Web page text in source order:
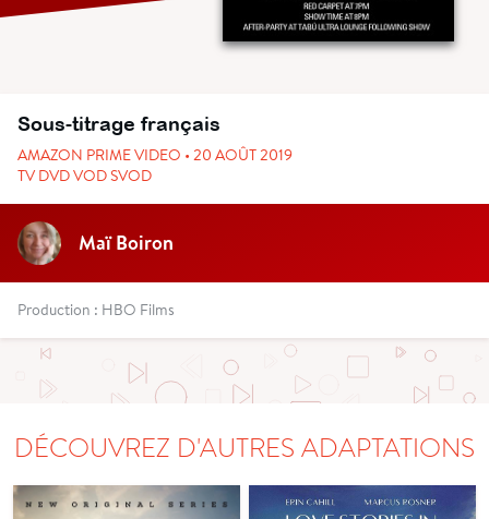
Sous-titrage français
AMAZON PRIME VIDEO • 20 AOÛT 2019
TV DVD VOD SVOD
Maï Boiron
Production : HBO Films
DÉCOUVREZ D'AUTRES ADAPTATIONS